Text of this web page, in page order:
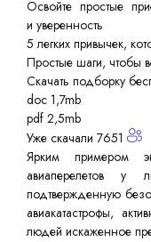
Освойте простые
и уверенность
5 легких привычек,
Простые шаги, чтобы
Скачать подборку
doc 1,7mb
pdf 2,5mb
Уже скачали 7651
Ярким примером
авиаперелетов у
подтвержденную
авиакатастрофы,
людей искаженное